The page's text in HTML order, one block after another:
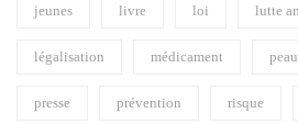
jeunes livre loi lutte
légalisation médicament peau
presse prévention risque